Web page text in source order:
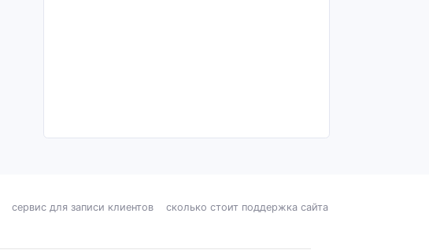
сервис для записи клиентов
сколько стоит поддержка сайта